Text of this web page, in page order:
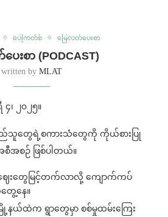
ပေါ့ကတ်စ် မြေလတ်ပေးစာ
ေးစာ (PODCAST)
written by MLAT
၊ ၂၀၂၅။
ည်သူတွေရဲ့စကားသံတွေကို ကိုယ်စားပြု
စီအစဉ် ဖြစ်ပါတယ်။
းတွေမြင့်တက်လာလို့ ကျောက်ကပ်
ေ့နေ။
ြို့နယ်ထဲက ရွာတွေမှာ စစ်မှုထမ်းကြေး